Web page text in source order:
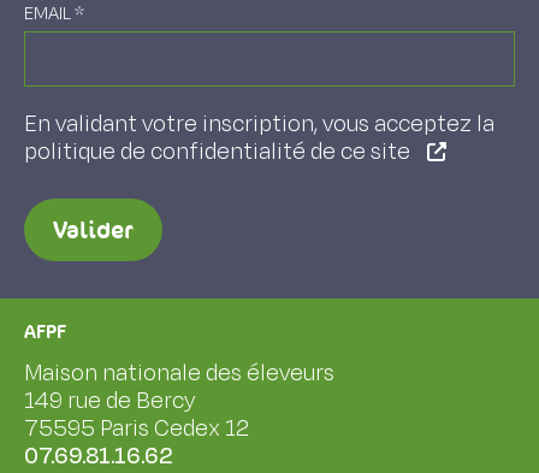
EMAIL*
En validant votre inscription, vous acceptez la
politique de confidentialité de ce site
Valider
AFPF
Maison nationale des éleveurs
149 rue de Bercy
75595 Paris Cedex 12
07.69.81.16.62